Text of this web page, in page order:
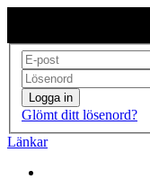
Logga in
Glömt ditt lösenord?
Länkar